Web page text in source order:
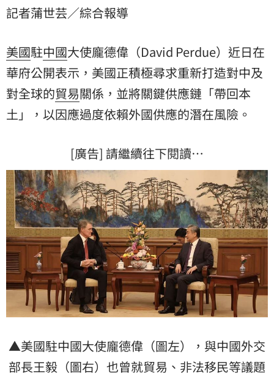
記者蒲世芸／綜合報導
美國駐中國大使龐德偉（David Perdue）近日在
華府公開表示，美國正積極尋求重新打造對中及
對全球的貿易關係，並將關鍵供應鏈「帶回本
土」，以因應過度依賴外國供應的潛在風險。
[廣告] 請繼續往下閱讀…
▲美國駐中國大使龐德偉（圖左），與中國外交
部長王毅（圖右）也曾就貿易、非法移民等議題